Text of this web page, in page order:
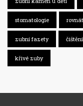
stomatologie
zubní fazety
křivé zuby